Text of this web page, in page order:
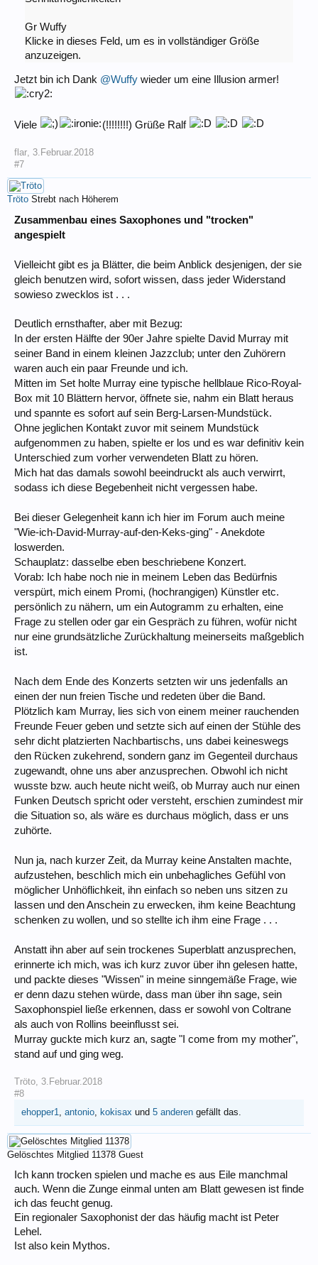
Gr Wuffy
Klicke in dieses Feld, um es in vollständiger Größe
anzuzeigen.
Jetzt bin ich Dank @Wuffy wieder um eine Illusion armer!
Viele (!!!!!!!!) Grüße Ralf
flar, 3.Februar.2018
#7
Tröto Strebt nach Höherem
Zusammenbau eines Saxophones und "trocken"
angespielt
Vielleicht gibt es ja Blätter, die beim Anblick desjenigen, der sie
gleich benutzen wird, sofort wissen, dass jeder Widerstand
sowieso zwecklos ist . . .
Deutlich ernsthafter, aber mit Bezug:
In der ersten Hälfte der 90er Jahre spielte David Murray mit
seiner Band in einem kleinen Jazzclub; unter den Zuhörern
waren auch ein paar Freunde und ich.
Mitten im Set holte Murray eine typische hellblaue Rico-Royal-
Box mit 10 Blättern hervor, öffnete sie, nahm ein Blatt heraus
und spannte es sofort auf sein Berg-Larsen-Mundstück.
Ohne jeglichen Kontakt zuvor mit seinem Mundstück
aufgenommen zu haben, spielte er los und es war definitiv kein
Unterschied zum vorher verwendeten Blatt zu hören.
Mich hat das damals sowohl beeindruckt als auch verwirrt,
sodass ich diese Begebenheit nicht vergessen habe.
Bei dieser Gelegenheit kann ich hier im Forum auch meine
"Wie-ich-David-Murray-auf-den-Keks-ging" - Anekdote
loswerden.
Schauplatz: dasselbe eben beschriebene Konzert.
Vorab: Ich habe noch nie in meinem Leben das Bedürfnis
verspürt, mich einem Promi, (hochrangigen) Künstler etc.
persönlich zu nähern, um ein Autogramm zu erhalten, eine
Frage zu stellen oder gar ein Gespräch zu führen, wofür nicht
nur eine grundsätzliche Zurückhaltung meinerseits maßgeblich
ist.
Nach dem Ende des Konzerts setzten wir uns jedenfalls an
einen der nun freien Tische und redeten über die Band.
Plötzlich kam Murray, lies sich von einem meiner rauchenden
Freunde Feuer geben und setzte sich auf einen der Stühle des
sehr dicht platzierten Nachbartischs, uns dabei keineswegs
den Rücken zukehrend, sondern ganz im Gegenteil durchaus
zugewandt, ohne uns aber anzusprechen. Obwohl ich nicht
wusste bzw. auch heute nicht weiß, ob Murray auch nur einen
Funken Deutsch spricht oder versteht, erschien zumindest mir
die Situation so, als wäre es durchaus möglich, dass er uns
zuhörte.
Nun ja, nach kurzer Zeit, da Murray keine Anstalten machte,
aufzustehen, beschlich mich ein unbehagliches Gefühl von
möglicher Unhöflichkeit, ihn einfach so neben uns sitzen zu
lassen und den Anschein zu erwecken, ihm keine Beachtung
schenken zu wollen, und so stellte ich ihm eine Frage . . .
Anstatt ihn aber auf sein trockenes Superblatt anzusprechen,
erinnerte ich mich, was ich kurz zuvor über ihn gelesen hatte,
und packte dieses "Wissen" in meine sinngemäße Frage, wie
er denn dazu stehen würde, dass man über ihn sage, sein
Saxophonspiel ließe erkennen, dass er sowohl von Coltrane
als auch von Rollins beeinflusst sei.
Murray guckte mich kurz an, sagte "I come from my mother",
stand auf und ging weg.
Tröto, 3.Februar.2018
#8
ehopper1, antonio, kokisax und 5 anderen gefällt das.
Gelöschtes Mitglied 11378 Guest
Ich kann trocken spielen und mache es aus Eile manchmal
auch. Wenn die Zunge einmal unten am Blatt gewesen ist finde
ich das feucht genug.
Ein regionaler Saxophonist der das häufig macht ist Peter
Lehel.
Ist also kein Mythos.